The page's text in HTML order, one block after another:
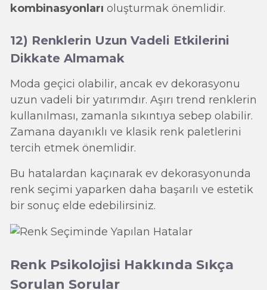
kombinasyonları oluşturmak önemlidir.
12) Renklerin Uzun Vadeli Etkilerini
Dikkate Almamak
Moda geçici olabilir, ancak ev dekorasyonu
uzun vadeli bir yatırımdır. Aşırı trend renklerin
kullanılması, zamanla sıkıntıya sebep olabilir.
Zamana dayanıklı ve klasik renk paletlerini
tercih etmek önemlidir.
Bu hatalardan kaçınarak ev dekorasyonunda
renk seçimi yaparken daha başarılı ve estetik
bir sonuç elde edebilirsiniz.
Renk Psikolojisi Hakkında Sıkça
Sorulan Sorular